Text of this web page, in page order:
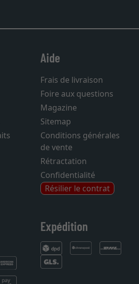
Aide
Frais de livraison
Foire aux questions
Magazine
Sitemap
Conditions générales
de vente
Rétractation
Confidentialité
Résilier le contrat
Expédition